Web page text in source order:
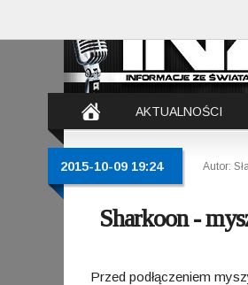
AKTUALNOŚCI
2015-10-09 19:24 Autor:
Sharkoon -
Przed podłączeniem